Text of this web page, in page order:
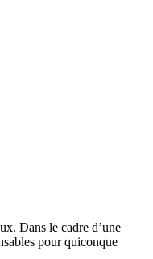
Dans le cadre d’une
pour quiconque